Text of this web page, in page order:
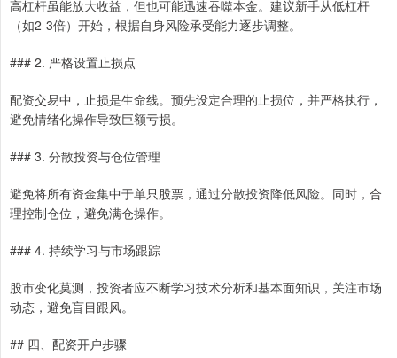
高杠杆虽能放大收益，但也可能迅速吞噬本金。建议新手从低杠杆
（如2-3倍）开始，根据自身风险承受能力逐步调整。
### 2. 严格设置止损点
配资交易中，止损是生命线。预先设定合理的止损位，并严格执行，
避免情绪化操作导致巨额亏损。
### 3. 分散投资与仓位管理
避免将所有资金集中于单只股票，通过分散投资降低风险。同时，合
理控制仓位，避免满仓操作。
### 4. 持续学习与市场跟踪
股市变化莫测，投资者应不断学习技术分析和基本面知识，关注市场
动态，避免盲目跟风。
## 四、配资开户步骤